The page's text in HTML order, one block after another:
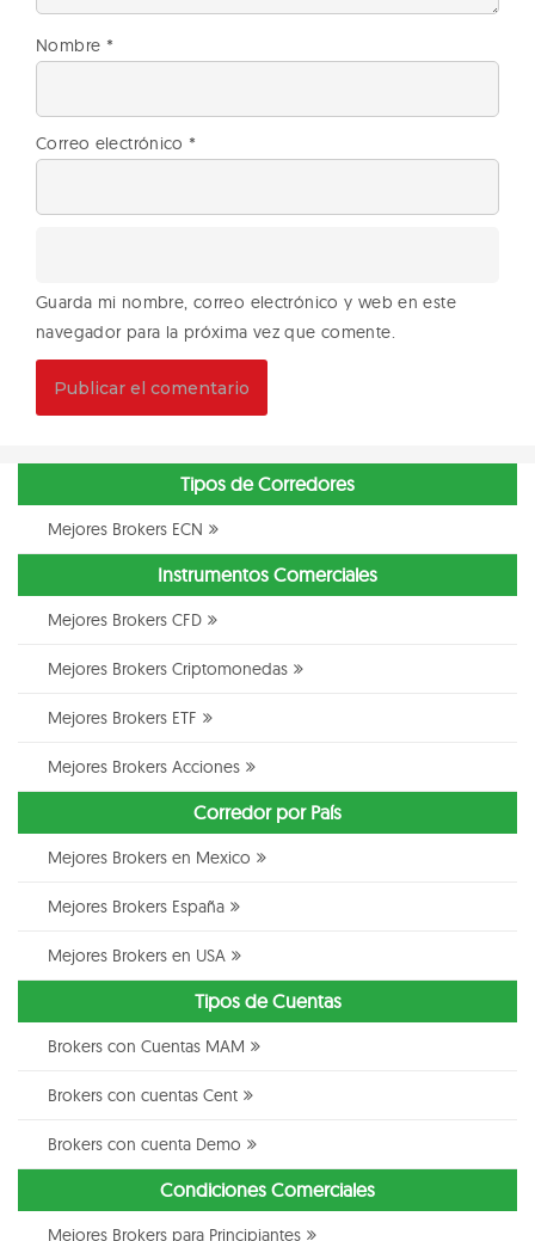
Nombre *
Correo electrónico *
Guarda mi nombre, correo electrónico y web en este
navegador para la próxima vez que comente.
Tipos de Corredores
Mejores Brokers ECN
Instrumentos Comerciales
Mejores Brokers CFD
Mejores Brokers Criptomonedas
Mejores Brokers ETF
Mejores Brokers Acciones
Corredor por País
Mejores Brokers en Mexico
Mejores Brokers España
Mejores Brokers en USA
Tipos de Cuentas
Brokers con Cuentas MAM
Brokers con cuentas Cent
Brokers con cuenta Demo
Condiciones Comerciales
Mejores Brokers para Principiantes